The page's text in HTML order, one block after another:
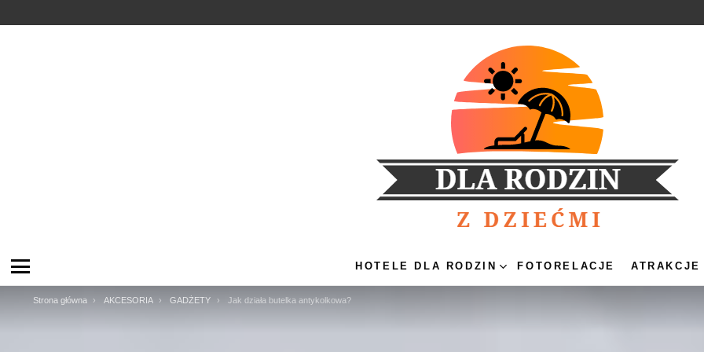
HOTELE DLA RODZIN FOTORELACJE ATRAKCJE
Jesteś tutaj:
Strona główna AKCESORIA GADŻETY Jak działa butelka antykolkowa?